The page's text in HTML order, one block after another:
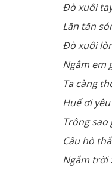
Đò xuôi
Lăn tăn
Đò xuôi
Ngắm em
Ta càng
Huế ơi
Trông sao
Câu hò
Ngắm trời